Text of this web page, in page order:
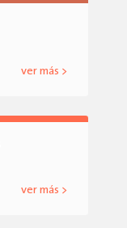
ver más >
ver más >